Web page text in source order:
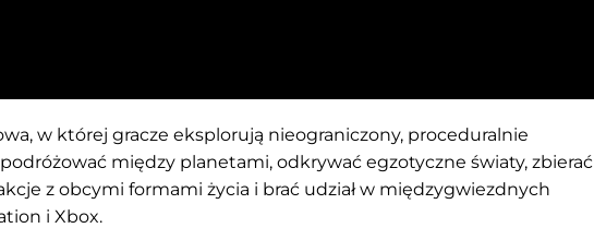
w której gracze eksplorują nieograniczony, proceduralnie
między planetami, odkrywać egzotyczne światy, zbierać
z obcymi formami życia i brać udział w międzygwiezdnych
i Xbox.